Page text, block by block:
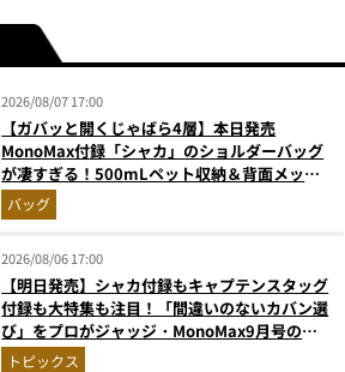
2026/08/07 17:00
【ガバッと開くじゃばら4層】本日発売
MonoMax付録「シャカ」のショルダーバッグ
が凄すぎる！500mLペット収納＆背面メッシ
ュでベタつかない
バッグ
2026/08/06 17:00
【明日発売】シャカ付録もキャプテンスタッグ
付録も大特集も注目！「間違いのないカバン選
び」をプロがジャッジ・MonoMax9月号の目
次を公開
トピックス